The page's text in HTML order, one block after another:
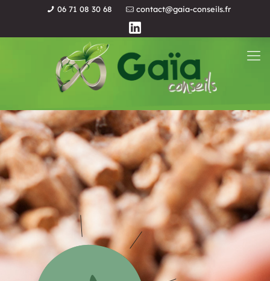
06 71 08 30 68 contact@gaia-conseils.fr